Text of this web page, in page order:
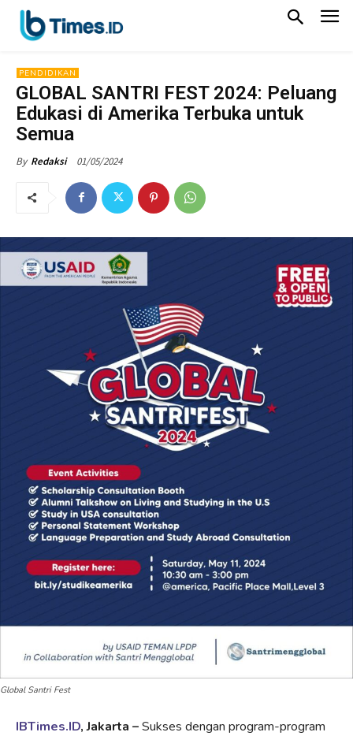
PENDIDIKAN
GLOBAL SANTRI FEST 2024: Peluang
Edukasi di Amerika Terbuka untuk
Semua
By Redaksi 01/05/2024
Global Santri Fest
IBTimes.ID, Jakarta –Sukses dengan program-program